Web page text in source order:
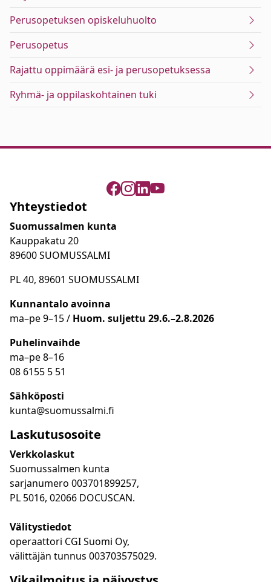
Perusopetuksen opiskeluhuolto
Perusopetus
Rajattu oppimäärä esi- ja perusopetuksessa
Ryhmä- ja oppilaskohtainen tuki
Yhteystiedot
Suomussalmen kunta
Kauppakatu 20
89600 SUOMUSSALMI
PL 40, 89601 SUOMUSSALMI
Kunnantalo avoinna
ma–pe 9–15 / Huom. suljettu 29.6.–2.8.2026
Puhelinvaihde
ma–pe 8–16
08 6155 5 51
Sähköposti
kunta@suomussalmi.fi
Laskutusosoite
Verkkolaskut
Suomussalmen kunta
sarjanumero 003701899257,
PL 5016, 02066 DOCUSCAN.
Välitystiedot
operaattori CGI Suomi Oy,
välittäjän tunnus 003703575029.